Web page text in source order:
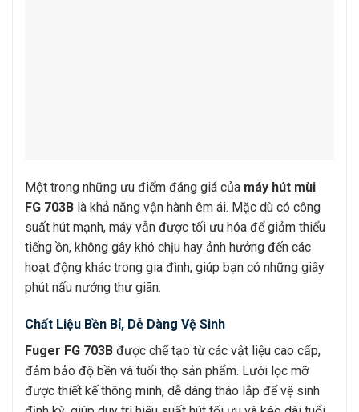
Một trong những ưu điểm đáng giá của máy hút mùi
FG 703B là khả năng vận hành êm ái. Mặc dù có công
suất hút mạnh, máy vẫn được tối ưu hóa để giảm thiểu
tiếng ồn, không gây khó chịu hay ảnh hưởng đến các
hoạt động khác trong gia đình, giúp bạn có những giây
phút nấu nướng thư giãn.
Chất Liệu Bền Bỉ, Dễ Dàng Vệ Sinh
Fuger FG 703B được chế tạo từ các vật liệu cao cấp,
đảm bảo độ bền và tuổi thọ sản phẩm. Lưới lọc mỡ
được thiết kế thông minh, dễ dàng tháo lắp để vệ sinh